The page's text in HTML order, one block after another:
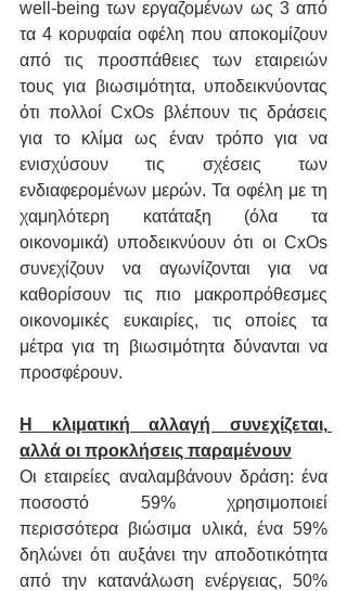
well-being των εργαζομένων ως 3 από
τα 4 κορυφαία οφέλη που αποκομίζουν
από τις προσπάθειες των εταιρειών
τους για βιωσιμότητα, υποδεικνύοντας
ότι πολλοί CxOs βλέπουν τις δράσεις
για το κλίμα ως έναν τρόπο για να
ενισχύσουν τις σχέσεις των
ενδιαφερομένων μερών. Τα οφέλη με τη
χαμηλότερη κατάταξη (όλα τα
οικονομικά) υποδεικνύουν ότι οι CxOs
συνεχίζουν να αγωνίζονται για να
καθορίσουν τις πιο μακροπρόθεσμες
οικονομικές ευκαιρίες, τις οποίες τα
μέτρα για τη βιωσιμότητα δύνανται να
προσφέρουν.
Η κλιματική αλλαγή συνεχίζεται,
αλλά οι προκλήσεις παραμένουν
Οι εταιρείες αναλαμβάνουν δράση: ένα
ποσοστό 59% χρησιμοποιεί
περισσότερα βιώσιμα υλικά, ένα 59%
δηλώνει ότι αυξάνει την αποδοτικότητα
από την κατανάλωση ενέργειας, 50%